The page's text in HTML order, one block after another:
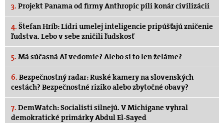
3. Projekt Panama od firmy Anthropic píli konár civilizácii
4. Štefan Hríb: Lídri umelej inteligencie pripúšťajú zničenie
ľudstva. Lebo v sebe zničili ľudskosť
5. Má súčasná AI vedomie? Alebo si to len želáme?
6. Bezpečnostný radar: Ruské kamery na slovenských
cestách? Bezpečnostné riziko alebo zbytočné obavy?
7. DemWatch: Socialisti silnejú. V Michigane vyhral
demokratické primárky Abdul El-Sayed